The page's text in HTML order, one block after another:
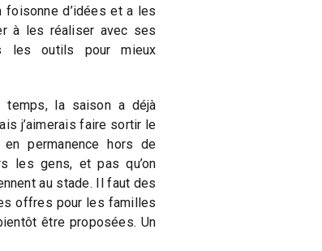
foisonne d’idées et a les
à les réaliser avec ses
les outils pour mieux
temps, la saison a déjà
j’aimerais faire sortir le
permanence hors de
les gens, et pas qu’on
au stade. Il faut des
offres pour les familles
être proposées. Un